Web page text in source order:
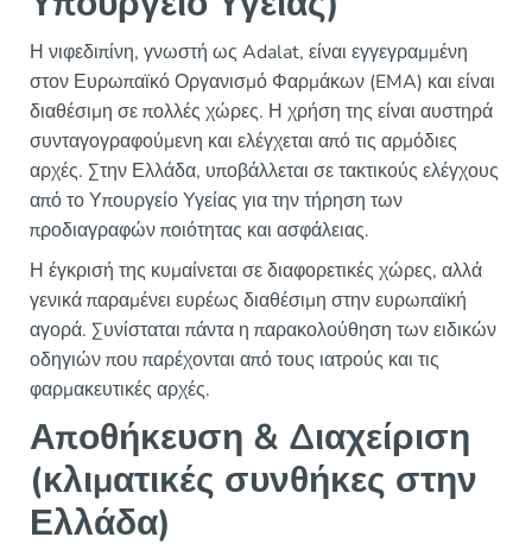
Η νιφεδιπίνη, γνωστή ως Adalat, είναι εγγεγραμμένη
στον Ευρωπαϊκό Οργανισμό Φαρμάκων (EMA) και είναι
διαθέσιμη σε πολλές χώρες. Η χρήση της είναι αυστηρά
συνταγογραφούμενη και ελέγχεται από τις αρμόδιες
αρχές. Στην Ελλάδα, υποβάλλεται σε τακτικούς ελέγχους
από το Υπουργείο Υγείας για την τήρηση των
προδιαγραφών ποιότητας και ασφάλειας.
Η έγκρισή της κυμαίνεται σε διαφορετικές χώρες, αλλά
γενικά παραμένει ευρέως διαθέσιμη στην ευρωπαϊκή
αγορά. Συνίσταται πάντα η παρακολούθηση των ειδικών
οδηγιών που παρέχονται από τους ιατρούς και τις
φαρμακευτικές αρχές.
Αποθήκευση & Διαχείριση
(κλιματικές συνθήκες στην
Ελλάδα)